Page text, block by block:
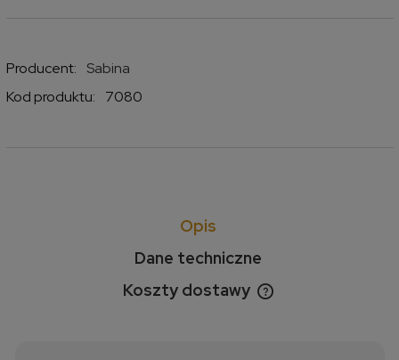
Producent:
Sabina
Kod produktu:
7080
Opis
Dane techniczne
Koszty dostawy
Cena nie zawiera ewentualnych kosztów płatności